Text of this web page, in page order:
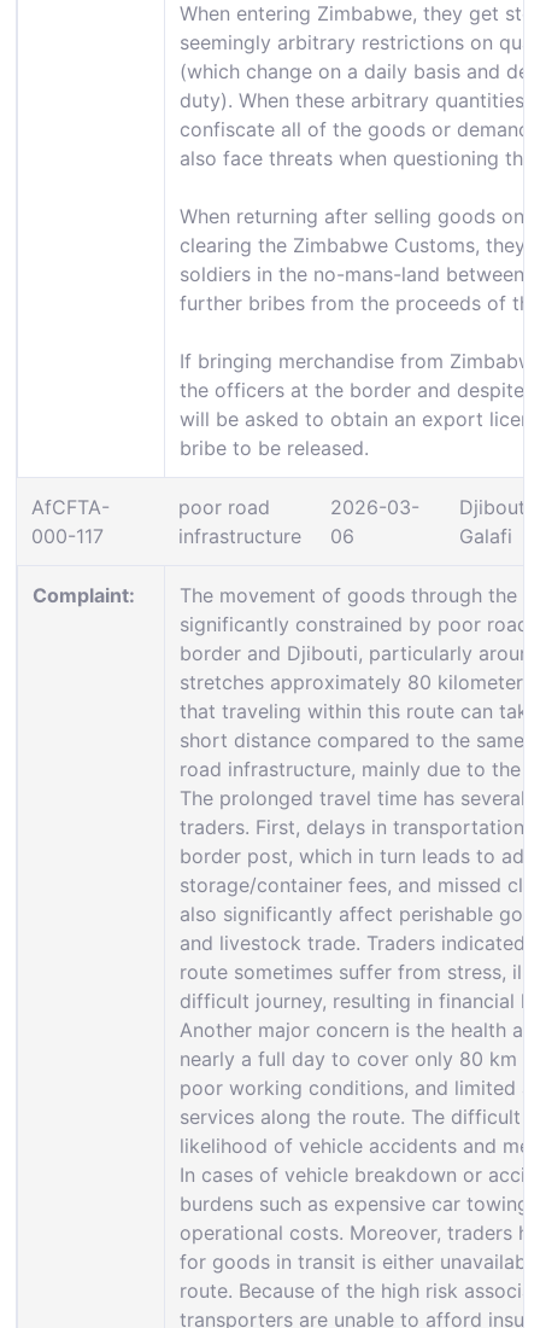
When entering Zimbabwe, they get
seemingly arbitrary restrictions on
(which change on a daily basis and
duty). When these arbitrary quantities
confiscate all of the goods or demand
also face threats when questioning
When returning after selling goods on
clearing the Zimbabwe Customs,
soldiers in the no-mans-land between
further bribes from the proceeds of
If bringing merchandise from
the officers at the border and despite
will be asked to obtain an export
bribe to be released.
AfCFTA-
000-117
poor road
infrastructure
2026-03-
06
Djibouti:
Galafi
Complaint:
The movement of goods through the
significantly constrained by poor road
border and Djibouti, particularly
stretches approximately 80
that traveling within this route can
short distance compared to the same
road infrastructure, mainly due to the
The prolonged travel time has
traders. First, delays in transportation
border post, which in turn leads to
storage/container fees, and missed
also significantly affect perishable
and livestock trade. Traders indicated
route sometimes suffer from stress,
difficult journey, resulting in financial
Another major concern is the health
nearly a full day to cover only 80 km
poor working conditions, and limited
services along the route. The difficult
likelihood of vehicle accidents and
In cases of vehicle breakdown or
burdens such as expensive car
operational costs. Moreover, traders
for goods in transit is either
route. Because of the high risk
transporters are unable to afford